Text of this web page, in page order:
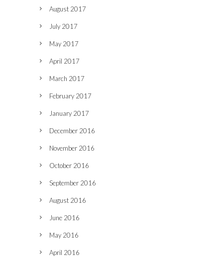
August 2017
July 2017
May 2017
April 2017
March 2017
February 2017
January 2017
December 2016
November 2016
October 2016
September 2016
August 2016
June 2016
May 2016
April 2016